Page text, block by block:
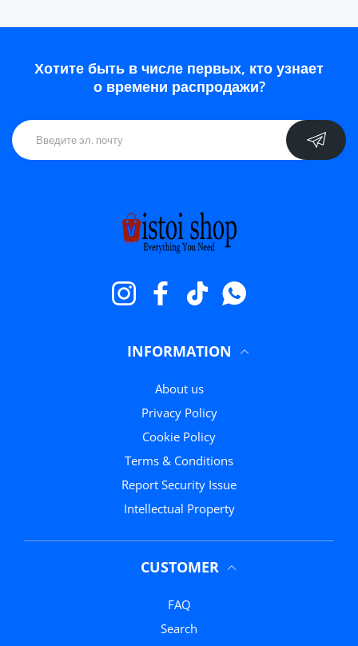
Хотите быть в числе первых, кто узнает
о времени распродажи?
InstagramFacebookTikTokWhatsApp
INFORMATION
About us
Privacy Policy
Cookie Policy
Terms & Conditions
Report Security Issue
Intellectual Property
CUSTOMER
FAQ
Search